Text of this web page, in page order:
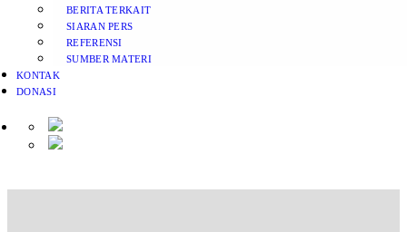
BERITA TERKAIT
SIARAN PERS
REFERENSI
SUMBER MATERI
KONTAK
DONASI